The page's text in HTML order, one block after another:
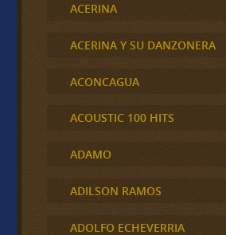
ACERINA
ACERINA Y SU DANZONERA
ACONCAGUA
ACOUSTIC 100 HITS
ADAMO
ADILSON RAMOS
ADOLFO ECHEVERRIA